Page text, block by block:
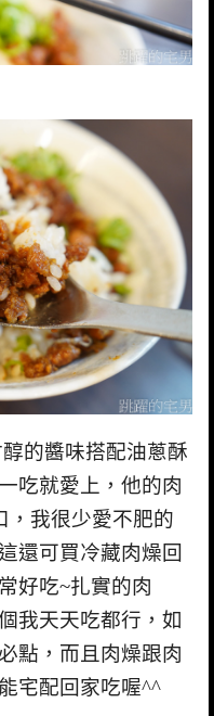
的醬味搭配油蔥酥
吃就愛上，他的肉
，我很少愛不肥的
還可買冷藏肉燥回
好吃~扎實的肉
我天天吃都行，如
點，而且肉燥跟肉
宅配回家吃喔^^